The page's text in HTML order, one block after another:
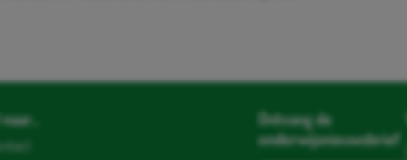
Ontvang de
onderwijsnieuwsbrief